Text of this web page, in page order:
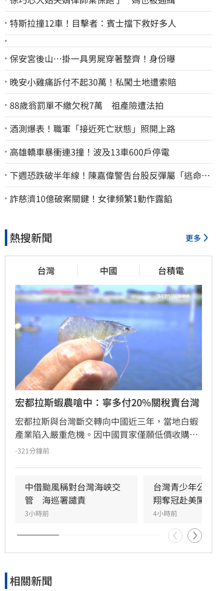
特斯拉撞12車！目擊者：賓士擋下救好多人
保安宮後山…掛一具男屍穿著整齊！身份曝
晚安小雞痛訴付不起30萬！私闖土地遭索賠
88歲翁罰單不繳欠稅7萬 祖產險遭法拍
酒測爆表！職軍「接近死亡狀態」照開上路
高雄轎車暴衝連3撞！波及13車600戶停電
下週恐跌破半年線！陳嘉偉警告台股反彈屬「逃命
波」：空頭大屠殺剛開始
詐慈濟10億破案關鍵！女律頻繁1動作露餡
熱搜新聞 更多
台灣 中國 台積電
宏都拉斯蝦農嗆中：寧多付20%關稅賣台灣
宏都拉斯與台灣斷交轉向中國近三年，當地白蝦
產業陷入嚴重危機。因中國買家僅願低價收購，
無力支應高額生產成本，即便台灣課徵20%關
萬人失業，產業累積損失超過2億美元，養殖業
者紛紛喊話盼能重返台灣市場。
-321分鐘前
中借颱風稱對台灣海峽交
管　海巡署譴責
3小時前
台灣青少年公
翔奪冠赴美闖
4小時前
相關新聞